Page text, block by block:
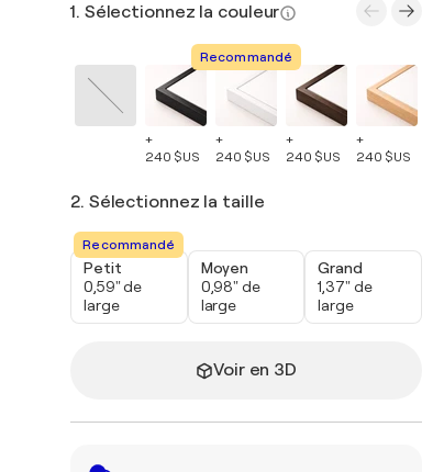
1. Sélectionnez la couleur
+
240 $US
Recommandé
+
240 $US
+
240 $US
+
240 $US
2. Sélectionnez la taille
Recommandé
Petit
0,59" de
large
Moyen
0,98" de
large
Grand
1,37" de
large
Voir en 3D